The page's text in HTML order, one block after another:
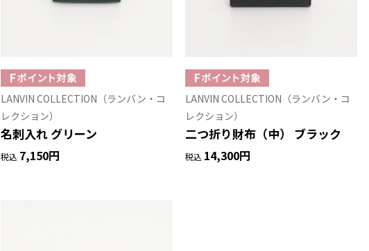
LANVIN COLLECTION（ランバン・コ
レクション）
名刺入れ グリーン
税込 7,150円
LANVIN COLLECTION（ランバン・コ
レクション）
二つ折り財布（中） ブラック
税込 14,300円